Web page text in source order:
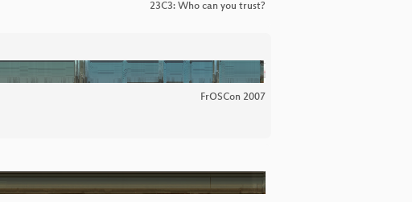
23C3: Who can you trust?
FrOSCon 2007